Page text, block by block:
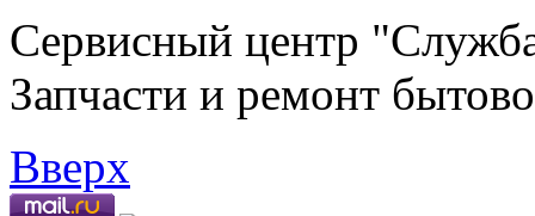
Сервисный центр
Запчасти и ремонт
Вверх